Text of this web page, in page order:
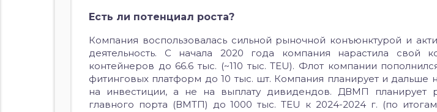
Есть ли потенциал роста?
Компания воспользовалась сильной рыночной конъюнктурой и
деятельность. С начала 2020 года компания нарастила свой
контейнеров до 66.6 тыс. (~110 тыс. TEU). Флот компании
фитинговых платформ до 10 тыс. шт. Компания планирует и дальше
на инвестиции, а не на выплату дивидендов. ДВМП планирует
главного порта (ВМТП) до 1000 тыс. TEU к 2024-2024 г. (по